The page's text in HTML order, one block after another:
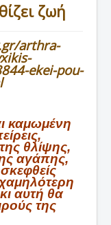
ζωή
arthra-
ekei-pou-
καμωμένη
θλίψης,
αγάπης,
αυτή θα
της